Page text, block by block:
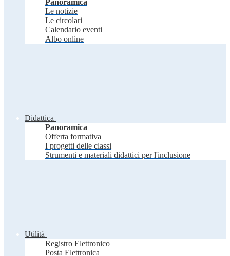
Panoramica
Le notizie
Le circolari
Calendario eventi
Albo online
Didattica
Panoramica
Offerta formativa
I progetti delle classi
Strumenti e materiali didattici per l'inclusione
Utilità
Registro Elettronico
Posta Elettronica